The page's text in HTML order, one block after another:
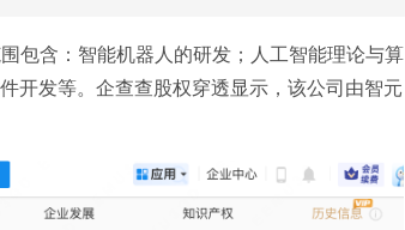
包含：智能机器人的研发；人工智能理论与算
开发等。企查查股权穿透显示，该公司由智元